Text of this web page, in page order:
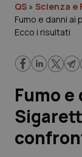
Governo e
Regioni e Asl
Lavoro e
Scienza e
Studi e
QS » Scienza e
Fumo e danni
Ecco i risultati
Fumo